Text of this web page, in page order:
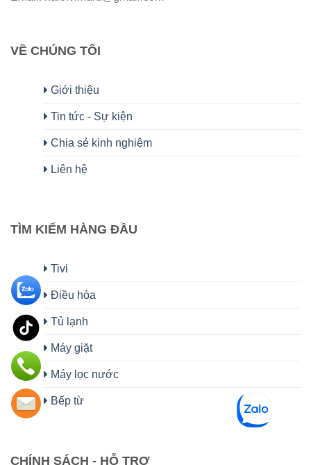
VỀ CHÚNG TÔI
Giới thiệu
Tin tức - Sự kiện
Chia sẻ kinh nghiệm
Liên hệ
TÌM KIẾM HÀNG ĐẦU
Tivi
Điều hòa
Tủ lạnh
Máy giặt
Máy lọc nước
Bếp từ
CHÍNH SÁCH - HỖ TRỢ